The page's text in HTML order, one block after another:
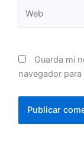
Guarda mi
navegador